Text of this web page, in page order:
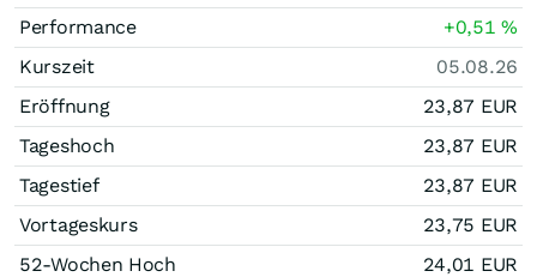
Performance
+0,51%
Kurszeit
05.08.26
Eröffnung
23,87 EUR
Tageshoch
23,87 EUR
Tagestief
23,87 EUR
Vortageskurs
23,75 EUR
52-Wochen Hoch
24,01 EUR